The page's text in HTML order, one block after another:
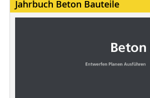
Jahrbuch Beton Bauteile